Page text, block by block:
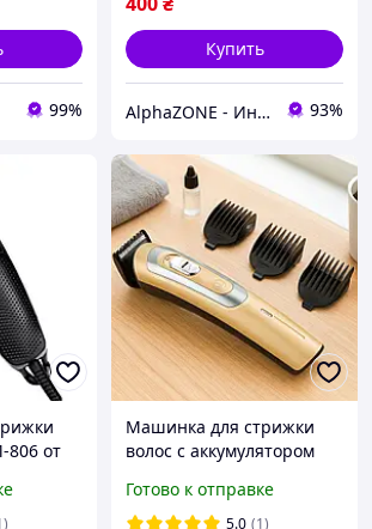
99%
Купить
AlphaZONE - Интернет гипермаркет 93%
806 от
Машинка для стрижки
волос с аккумулятором
Триммер для волос /
Ручная машинка для
Готово к отправке
5.0 (1)